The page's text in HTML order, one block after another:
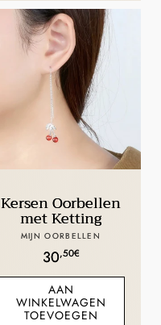
Kersen Oorbellen
met Ketting
Verkoper:
MIJN OORBELLEN
Normale
prijs
30,50€
AAN
WINKELWAGEN
TOEVOEGEN